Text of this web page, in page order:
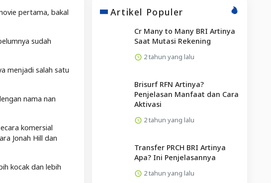
pertama, bakal
sudah
menjadi salah satu
nama nan
komersial
Jonah Hill dan
kocak dan lebih
Artikel Populer
Cr Many to Many BRI Artinya
Saat Mutasi Rekening
2 tahun yang lalu
Brisurf RFN Artinya?
Penjelasan Manfaat dan Cara
Aktivasi
2 tahun yang lalu
Transfer PRCH BRI Artinya
Apa? Ini Penjelasannya
2 tahun yang lalu